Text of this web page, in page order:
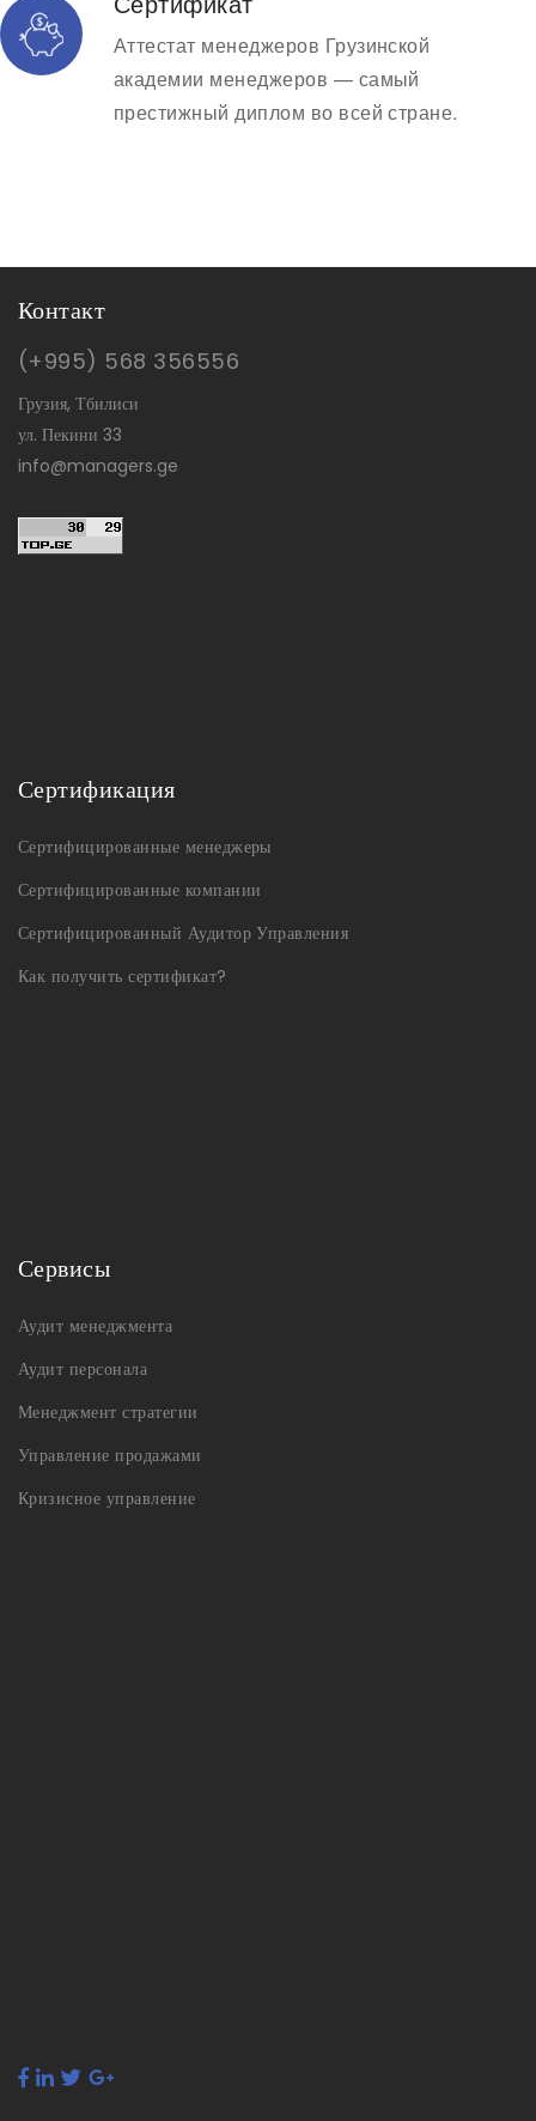
Аттестат менеджеров Грузинской
академии менеджеров — самый
престижный диплом во всей стране.
Контакт
(+995) 568 356556
Грузия, Тбилиси
ул. Пекини 33
info@managers.ge
Сертификация
Сертифицированные менеджеры
Сертифицированные компании
Сертифицированный Аудитор Управления
Как получить сертификат?
Сервисы
Аудит менеджмента
Аудит персонала
Менеджмент стратегии
Управление продажами
Кризисное управление